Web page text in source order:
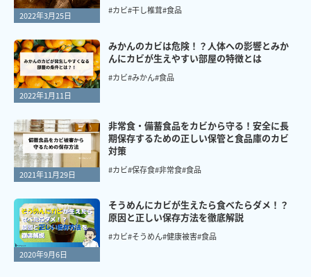
2022年3月25日 #カビ#干し椎茸#食品
2022年1月11日
みかんのカビは危険！？人体への影響とみか
んにカビが生えやすい部屋の特徴とは
#カビ#みかん#食品
2021年11月29日
非常食・備蓄食品をカビから守る！安全に長
期保存するための正しい保管と食品庫のカビ
対策
#カビ#保存食#非常食#食品
2020年9月6日
そうめんにカビが生えたら食べたらダメ！？
原因と正しい保存方法を徹底解説
#カビ#そうめん#健康被害#食品